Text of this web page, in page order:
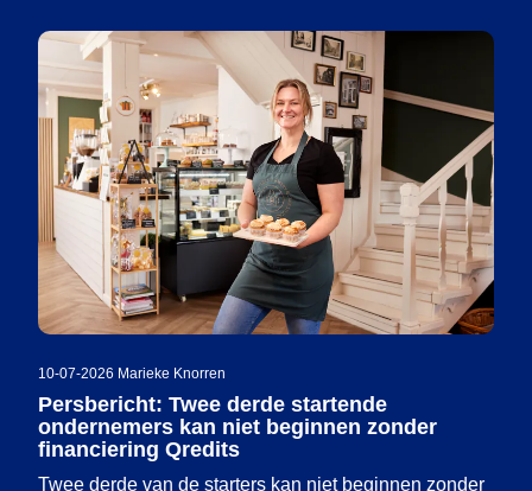
10-07-2026 Marieke Knorren
Persbericht: Twee derde startende
ondernemers kan niet beginnen zonder
financiering Qredits
Twee derde van de starters kan niet beginnen zonder